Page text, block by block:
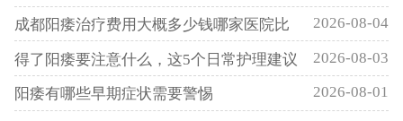
成都阳痿治疗费用大概多少钱哪家医院比 2026-08-04
得了阳痿要注意什么，这5个日常护理建议 2026-08-03
阳痿有哪些早期症状需要警惕 2026-08-01